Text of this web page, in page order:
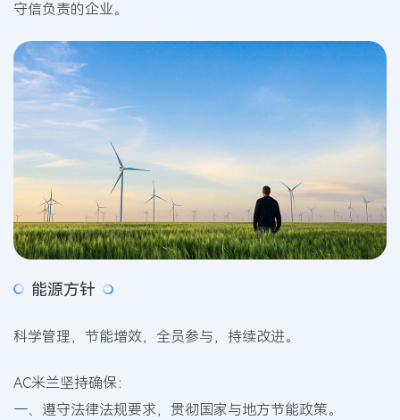
守信负责的企业。
能源方针
科学管理，节能增效，全员参与，持续改进。
AC米兰坚持确保：
一、遵守法律法规要求，贯彻国家与地方节能政策。